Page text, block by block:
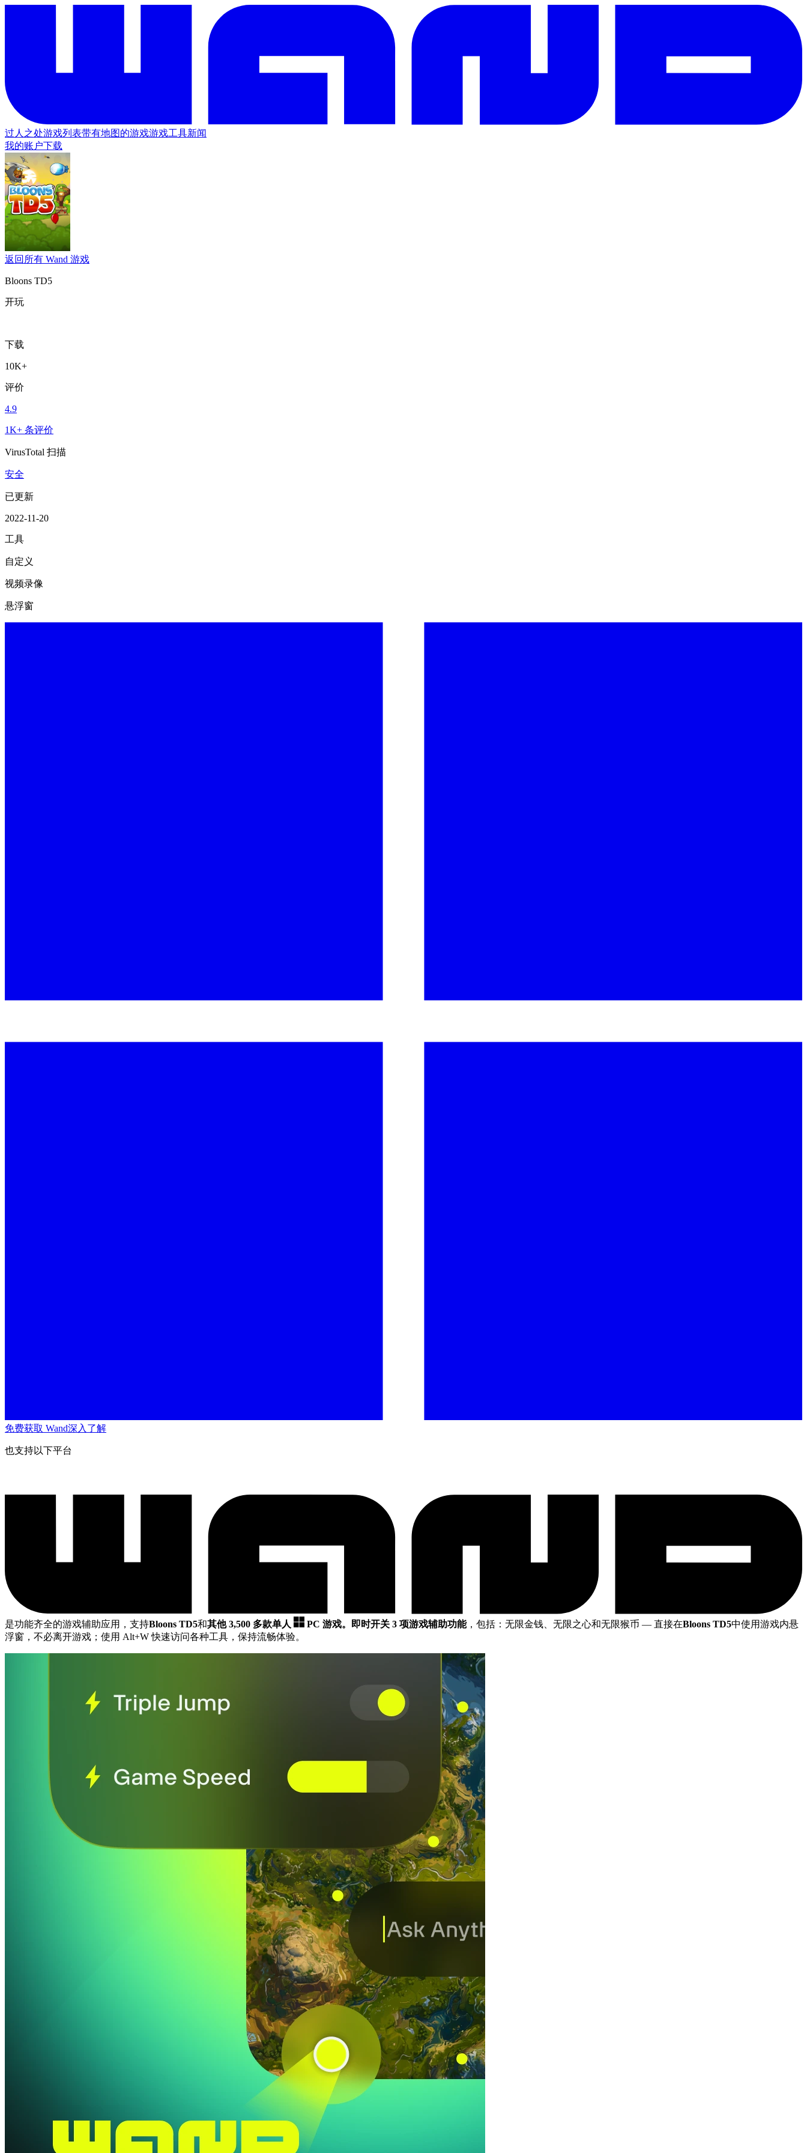
过人之处游戏列表带有地图的游戏游戏工具新闻
我的账户下载
返回所有 Wand 游戏
Bloons TD5
开玩
下载
10K+
评价
4.9
1K+ 条评价
VirusTotal 扫描
安全
已更新
2022-11-20
工具
自定义
视频录像
悬浮窗
免费获取 Wand深入了解
也支持以下平台
是功能齐全的游戏辅助应用，支持Bloons TD5和其他 3,500 多款单人 PC 游戏。 即时开关 3 项游戏辅助功能，包括：无限金钱、无限之心和无限猴币 — 直接在Bloons TD5中使用游戏内悬
浮窗，不必离开游戏；使用 Alt+W 快速访问各种工具，保持流畅体验。